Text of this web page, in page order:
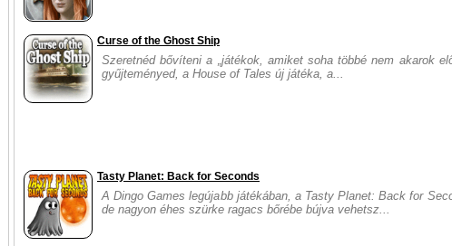
Curse of the Ghost Ship
Szeretnéd bővíteni a „játékok, amiket soha többé nem akarok
gyűjteményed, a House of Tales új játéka, a...
Tasty Planet: Back for Seconds
A Dingo Games legújabb játékában, a Tasty Planet: Back for
de nagyon éhes szürke ragacs bőrébe bújva vehetsz...